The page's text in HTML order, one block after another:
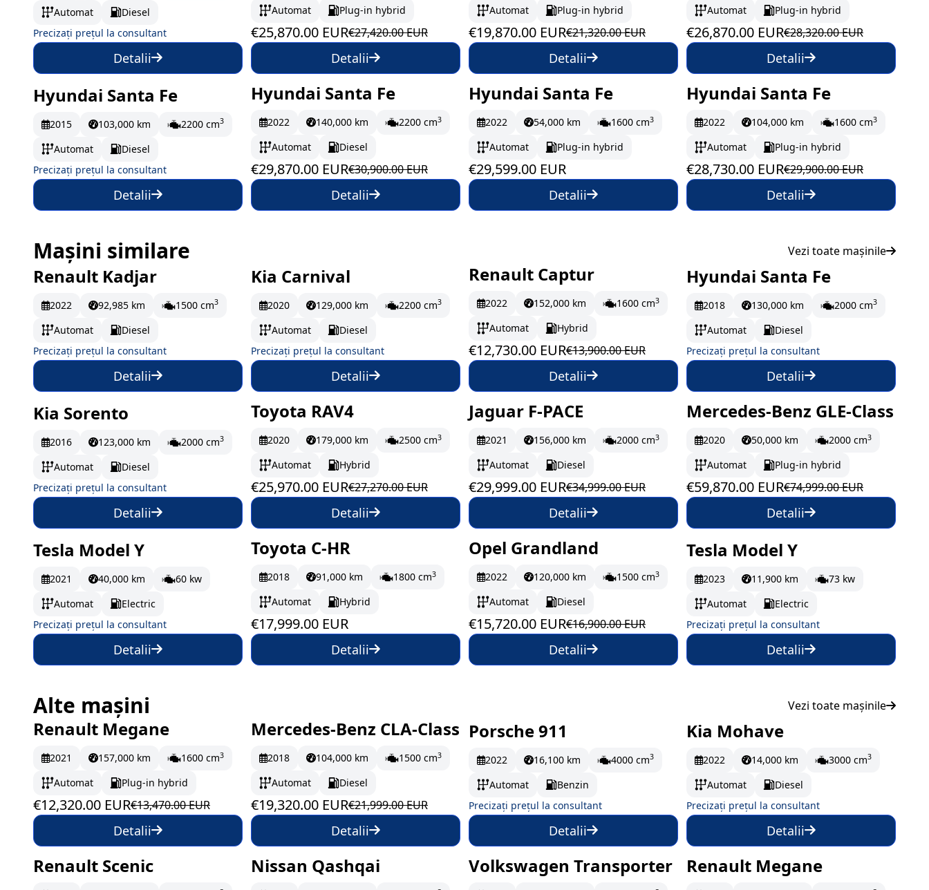
Automat
Diesel
Precizați prețul la consultant
Detalii
Automat Plug-in hybrid
€25,870.00 EUR€27,420.00 EUR
Detalii
Automat Plug-in hybrid
€19,870.00 EUR€21,320.00 EUR
Detalii
Automat Plug-in hybrid
€26,870.00 EUR€28,320.00 EUR
Detalii
La comandă
Hyundai Santa Fe
2015 103,000 km 2200 cm3
Automat
Diesel
Precizați prețul la consultant
Detalii
Pe drum 497.83 EUR/lună
Hyundai Santa Fe
2022 140,000 km 2200 cm3
Automat Diesel
€29,870.00 EUR€30,900.00 EUR
Detalii
La comandă
493.32 EUR/lună
Hyundai Santa Fe
2022 54,000 km 1600 cm3
Automat Plug-in hybrid
€29,599.00 EUR
Detalii
Pe drum 478.83 EUR/lună
Hyundai Santa Fe
2022 104,000 km 1600 cm3
Automat Plug-in hybrid
€28,730.00 EUR€29,900.00 EUR
Detalii
Mașini similare Vezi toate mașinile
La comandă
Renault Kadjar
2022 92,985 km 1500 cm3
Automat
Diesel
Precizați prețul la consultant
Detalii
La comandă
Kia Carnival
2020 129,000 km 2200 cm3
Automat
Diesel
Precizați prețul la consultant
Detalii
În stoc 212.17 EUR/lună
Renault Captur
2022 152,000 km 1600 cm3
Automat Hybrid
€12,730.00 EUR€13,900.00 EUR
Detalii
La comandă
Hyundai Santa Fe
2018 130,000 km 2000 cm3
Automat
Diesel
Precizați prețul la consultant
Detalii
La comandă
Kia Sorento
2016 123,000 km 2000 cm3
Automat
Diesel
Precizați prețul la consultant
Detalii
În stoc 432.83 EUR/lună
Toyota RAV4
2020 179,000 km 2500 cm3
Automat Hybrid
€25,970.00 EUR€27,270.00 EUR
Detalii
În stoc 499.98 EUR/lună
Jaguar F-PACE
2021 156,000 km 2000 cm3
Automat Diesel
€29,999.00 EUR€34,999.00 EUR
Detalii
În stoc 997.83 EUR/lună
Mercedes-Benz GLE-Class
2020 50,000 km 2000 cm3
Automat Plug-in hybrid
€59,870.00 EUR€74,999.00 EUR
Detalii
La comandă
Tesla Model Y
2021 40,000 km
60 kw
Automat
Electric
Precizați prețul la consultant
Detalii
În stoc 299.98 EUR/lună
Toyota C-HR
2018 91,000 km 1800 cm3
Automat Hybrid
€17,999.00 EUR
Detalii
În stoc 262 EUR/lună
Opel Grandland
2022 120,000 km 1500 cm3
Automat Diesel
€15,720.00 EUR€16,900.00 EUR
Detalii
La comandă
Tesla Model Y
2023 11,900 km
73 kw
Automat
Electric
Precizați prețul la consultant
Detalii
Alte mașini Vezi toate mașinile
În stoc 205.33 EUR/lună
Renault Megane
2021 157,000 km 1600 cm3
Automat Plug-in hybrid
€12,320.00 EUR€13,470.00 EUR
Detalii
În stoc 322 EUR/lună
Mercedes-Benz CLA-Class
2018 104,000 km 1500 cm3
Automat Diesel
€19,320.00 EUR€21,999.00 EUR
Detalii
La comandă
Porsche 911
2022 16,100 km 4000 cm3
Automat
Benzin
Precizați prețul la consultant
Detalii
La comandă
Kia Mohave
2022 14,000 km 3000 cm3
Automat
Diesel
Precizați prețul la consultant
Detalii
În stoc 216.17 EUR/lună
Renault Scenic În stoc 282.17 EUR/lună
Nissan Qashqai În stoc 264.5 EUR/lună
Volkswagen Transporter În stoc 192.17 EUR/lună
Renault Megane